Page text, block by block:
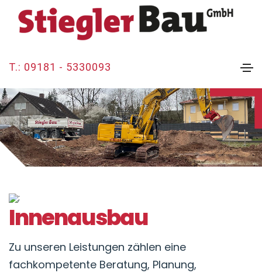
T.: 09181 - 5330093
;
Innenausbau
Zu unseren Leistungen zählen eine
fachkompetente Beratung, Planung,